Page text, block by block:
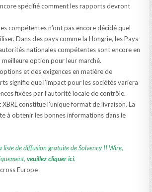
spécifié comment les rapports devront
compétentes n’ont pas encore décidé quel
Dans des pays comme la Hongrie, les Pays-
autorités nationales compétentes sont encore en
option pour leur marché.
et des exigences en matière de
signifie que l’impact pour les sociétés variera
fixées par l’autorité locale de contrôle.
constitue l’unique format de livraison. La
à obtenir les bonnes informations dans le
liste de diffusion gratuite de Solvency II Wire,
veuillez cliquer ici.